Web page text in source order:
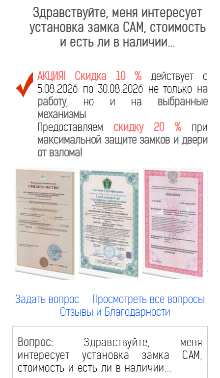
Здравствуйте, меня интересует
установка замка САМ, стоимость
и есть ли в наличии...
АКЦИЯ! Скидка 10 % действует с
5.08.2026 по 30.08.2026 не только на
работу, но и на выбранные
механизмы.
Предоставляем скидку 20 % при
максимальной защите замков и двери
от взлома!
Задать вопрос
Просмотреть все вопросы
Отзывы и Благодарности
Вопрос: Здравствуйте, меня
интересует установка замка САМ,
стоимость и есть ли в наличии...